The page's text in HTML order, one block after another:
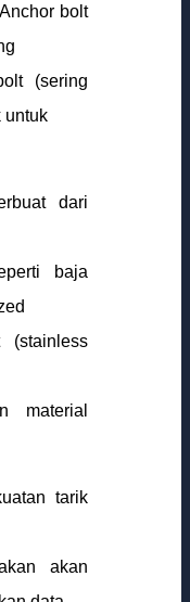
bolt
(sering
untuk
dari
baja
material
tarik
akan